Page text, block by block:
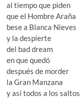
al tiempo que piden
que el Hombre Araña
bese a Blanca Nieves
y la despierte
del bad dream
en que quedó
después de morder
la Gran Manzana
y así todos a los saltos